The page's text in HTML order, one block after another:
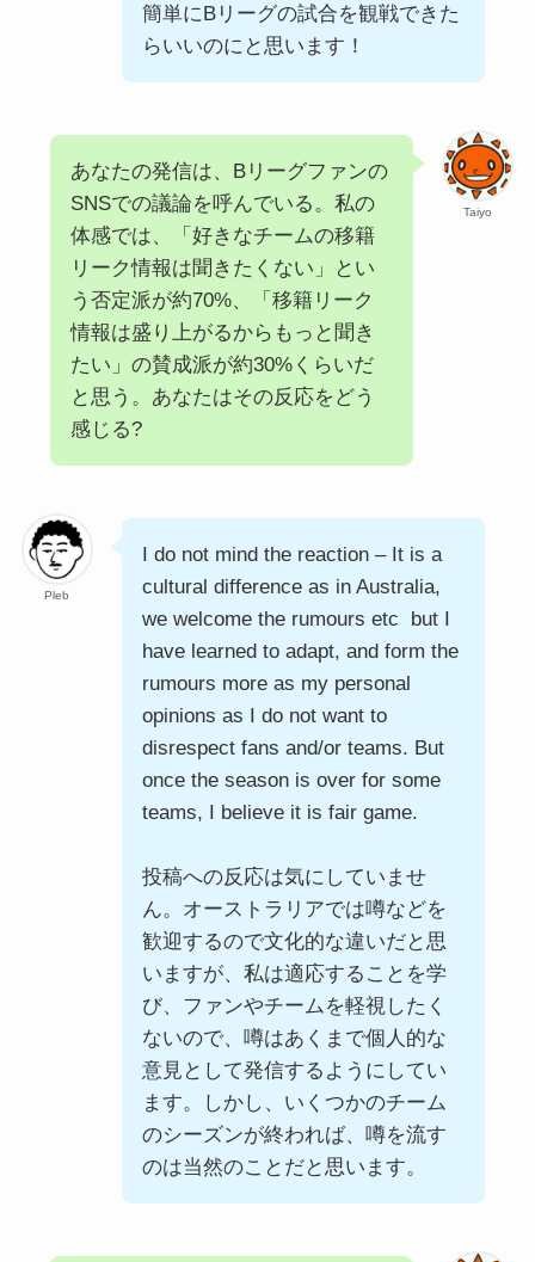
簡単にBリーグの試合を観戦できた
らいいのにと思います！
Taiyo
あなたの発信は、Bリーグファンの
SNSでの議論を呼んでいる。私の
体感では、「好きなチームの移籍
リーク情報は聞きたくない」とい
う否定派が約70%、「移籍リーク
情報は盛り上がるからもっと聞き
たい」の賛成派が約30%くらいだ
と思う。あなたはその反応をどう
感じる?
Pleb
I do not mind the reaction – It is a
cultural difference as in Australia,
we welcome the rumours etc but I
have learned to adapt, and form the
rumours more as my personal
opinions as I do not want to
disrespect fans and/or teams. But
once the season is over for some
teams, I believe it is fair game.
投稿への反応は気にしていませ
ん。オーストラリアでは噂などを
歓迎するので文化的な違いだと思
いますが、私は適応することを学
び、ファンやチームを軽視したく
ないので、噂はあくまで個人的な
意見として発信するようにしてい
ます。しかし、いくつかのチーム
のシーズンが終われば、噂を流す
のは当然のことだと思います。